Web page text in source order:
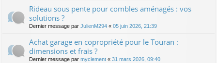
Rideau sous pente pour combles aménagés : vos
solutions ?
Dernier message par JulienM294 « 05 juin 2026, 21:39
Achat garage en copropriété pour le Touran :
dimensions et frais ?
Dernier message par myclement « 31 mars 2026, 09:40